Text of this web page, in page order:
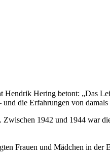
Hering betont: „Das
die Erfahrungen von
1942 und 1944 war
Frauen und Mädchen in der